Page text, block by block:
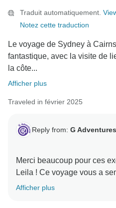
Traduit automatiquement.
Notez cette traduction
Le voyage de Sydney à
fantastique, avec la visite de
la côte...
Afficher plus
Traveled in février 2025
Reply from: G Adventures
Merci beaucoup pour ces
Leila ! Ce voyage vous a
espérons vous accueillir
Afficher plus